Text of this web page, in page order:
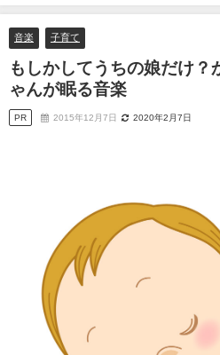
楽
音楽 子育て
もしかしてうちの娘だけ？
ゃんが眠る音楽
PR 2015年12月7日 2020年2月7日